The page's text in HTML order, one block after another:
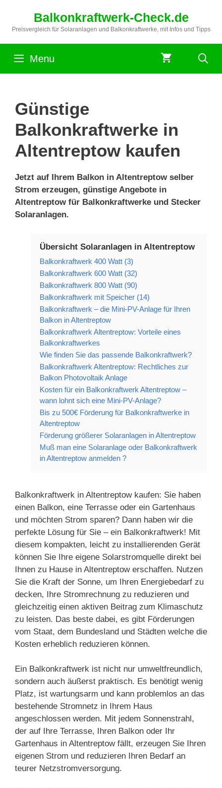
springen
Balkonkraftwerk-Check.de
Preisvergleich für Solaranlagen und Balkonkraftwerke, mit Infos und Tipps
Menu
Günstige
Balkonkraftwerke in
Altentreptow kaufen
Jetzt auf Ihrem Balkon in Altentreptow selber
Strom erzeugen, günstige Angebote in
Altentreptow für Balkonkraftwerke und Stecker
Solaranlagen.
Übersicht Solaranlagen in Altentreptow
Balkonkraftwerk 400 Watt (3)
Balkonkraftwerk 600 Watt (32)
Balkonkraftwerk 800 Watt (90)
Balkonkraftwerk mit Speicher (14)
Balkonkraftwerk – die Mini-PV-Anlage für Ihren
Balkon in Altentreptow
Balkonkraftwerk Altentreptow: Vorteile eines
Balkonkraftwerkes
Wie finden Sie das passende Balkonkraftwerk?
Balkonkraftwerk Altentreptow: Rechtliches zur
Balkon Photovoltaik Anlage
Kosten für ein Balkonkraftwerk Altentreptow –
wann lohnt sich eine Mini-PV-Anlage?
Bis zu 500€ Förderung für Balkonkraftwerke in
Altentreptow
Förderung größerer Solaranlagen in Altentreptow
Muß man eine Solaranlage oder Balkonkraftwerk
in Altentreptow anmelden ?
Balkonkraftwerk in Altentreptow kaufen: Sie haben
einen Balkon, eine Terrasse oder ein Gartenhaus
und möchten Strom sparen? Dann haben wir die
perfekte Lösung für Sie – ein Balkonkraftwerk! Mit
diesem kompakten, leicht zu installierenden Gerät
können Sie Ihre eigene Solarstromquelle direkt bei
Ihnen zu Hause in Altentreptow erschaffen. Nutzen
Sie die Kraft der Sonne, um Ihren Energiebedarf zu
decken, Ihre Stromrechnung zu reduzieren und
gleichzeitig einen aktiven Beitrag zum Klimaschutz
zu leisten. Das beste dabei, es gibt Förderungen
vom Staat, dem Bundesland und Städten welche die
Kosten erheblich reduzieren können.
Ein Balkonkraftwerk ist nicht nur umweltfreundlich,
sondern auch äußerst praktisch. Es benötigt wenig
Platz, ist wartungsarm und kann problemlos an das
bestehende Stromnetz in Ihrem Haus
angeschlossen werden. Mit jedem Sonnenstrahl,
der auf Ihre Terrasse, Ihren Balkon oder Ihr
Gartenhaus in Altentreptow fällt, erzeugen Sie Ihren
eigenen Strom und reduzieren Ihren Bedarf an
teurer Netzstromversorgung.